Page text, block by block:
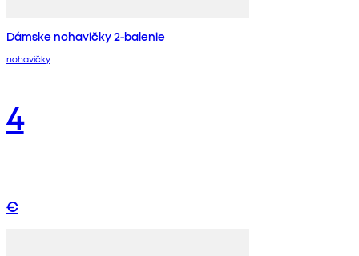
Dámske nohavičky 2-balenie
nohavičky
4
€